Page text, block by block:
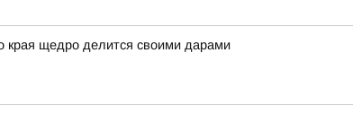
края щедро делится своими дарами